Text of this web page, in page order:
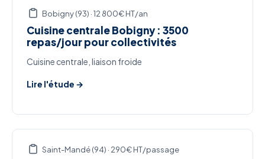
Bobigny (93) · 12 800€ HT/an
Cuisine centrale Bobigny : 3500
repas/jour pour collectivités
Cuisine centrale, liaison froide
Lire l'étude →
Saint-Mandé (94) · 290€ HT/passage